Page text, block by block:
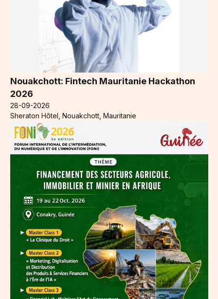
Nouakchott: Fintech Mauritanie Hackathon
2026
28-09-2026
Sheraton Hôtel, Nouakchott, Mauritanie